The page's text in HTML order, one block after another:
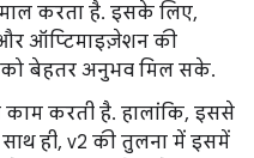
करता है. इसके लिए,
ऑप्टिमाइज़ेशन की
को बेहतर अनुभव मिल सके.
काम करती है. हालांकि, इससे
ही, v2 की तुलना में इसमें